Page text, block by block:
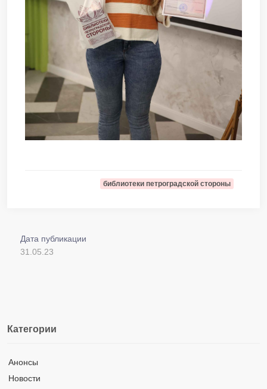
библиотеки петроградской стороны
Дата публикации
31.05.23
Категории
Анонсы
Новости